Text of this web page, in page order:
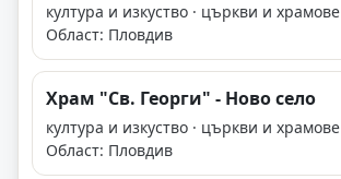
култура и изкуство · църкви и храмове
Област: Пловдив
Храм "Св. Георги" - Ново село
култура и изкуство · църкви и храмове
Област: Пловдив